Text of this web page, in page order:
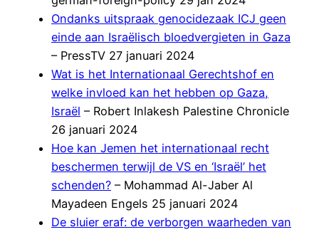
Ondanks uitspraak genocidezaak ICJ geen
einde aan Israëlisch bloedvergieten in Gaza
– PressTV 27 januari 2024
Wat is het Internationaal Gerechtshof en
welke invloed kan het hebben op Gaza,
Israël – Robert Inlakesh Palestine Chronicle
26 januari 2024
Hoe kan Jemen het internationaal recht
beschermen terwijl de VS en ‘Israël’ het
schenden? – Mohammad Al-Jaber Al
Mayadeen Engels 25 januari 2024
De sluier eraf: de verborgen waarheden van